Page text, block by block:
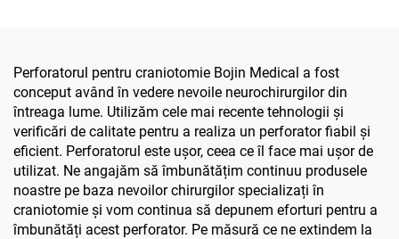
traumatică și articulară
Perforatorul pentru craniotomie Bojin Medical a fost
conceput având în vedere nevoile neurochirurgilor din
întreaga lume. Utilizăm cele mai recente tehnologii și
verificări de calitate pentru a realiza un perforator fiabil și
eficient. Perforatorul este ușor, ceea ce îl face mai ușor de
utilizat. Ne angajăm să îmbunătățim continuu produsele
noastre pe baza nevoilor chirurgilor specializați în
craniotomie și vom continua să depunem eforturi pentru a
îmbunătăți acest perforator. Pe măsură ce ne extindem la